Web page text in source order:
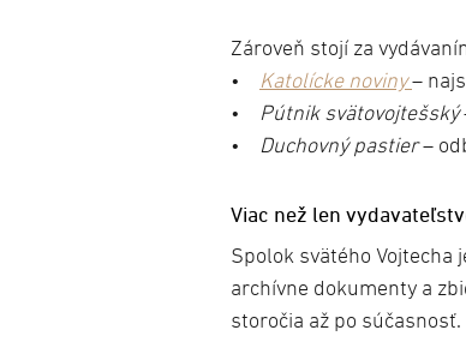
Zároveň stojí za
• Katolícke noviny–
• Pútnik svätovojtešský
• Duchovný pastier–
Viac než len
Spolok svätého Vojtecha
archívne dokumenty a
storočia až po súčasnosť.